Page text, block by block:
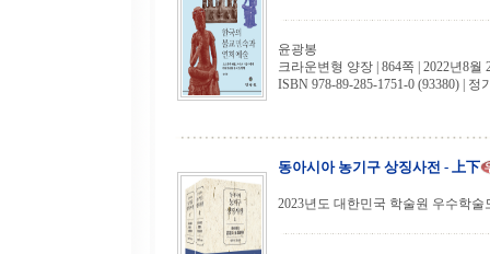
윤광봉
크라운변형 양장 | 864쪽 | 2022년8월
ISBN 978-89-285-1751-0 (93380) | 정
동아시아 농기구 상징사전 - 上下
2023년도 대한민국 학술원 우수학술